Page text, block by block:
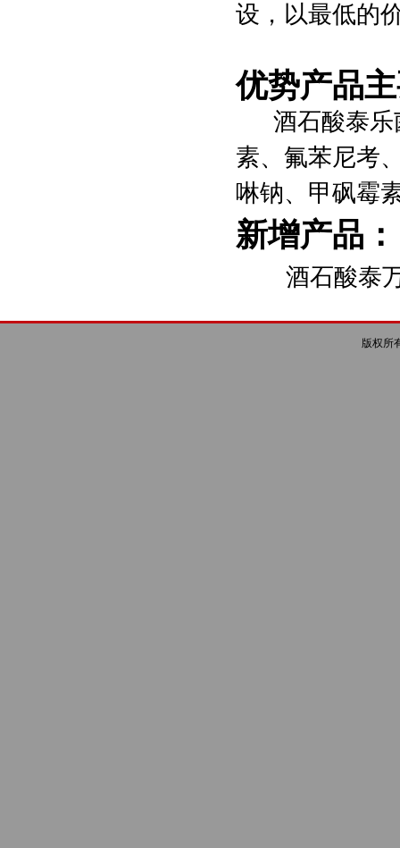
设，以最低的
优势产品
酒石酸泰
素、氟苯尼考
啉钠、 甲砜霉
新增产品：
酒石酸泰
版权所